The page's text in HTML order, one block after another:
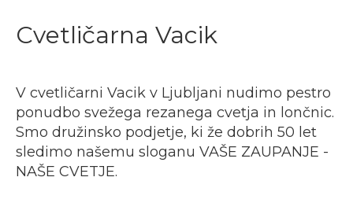
Cvetličarna Vacik
V cvetličarni Vacik v Ljubljani nudimo pestro
ponudbo svežega rezanega cvetja in lončnic.
Smo družinsko podjetje, ki že dobrih 50 let
sledimo našemu sloganu VAŠE ZAUPANJE -
NAŠE CVETJE.